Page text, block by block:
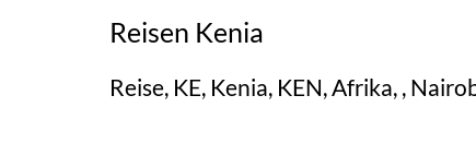
Reisen Kenia
Reise, KE, Kenia, KEN, Afrika, ,